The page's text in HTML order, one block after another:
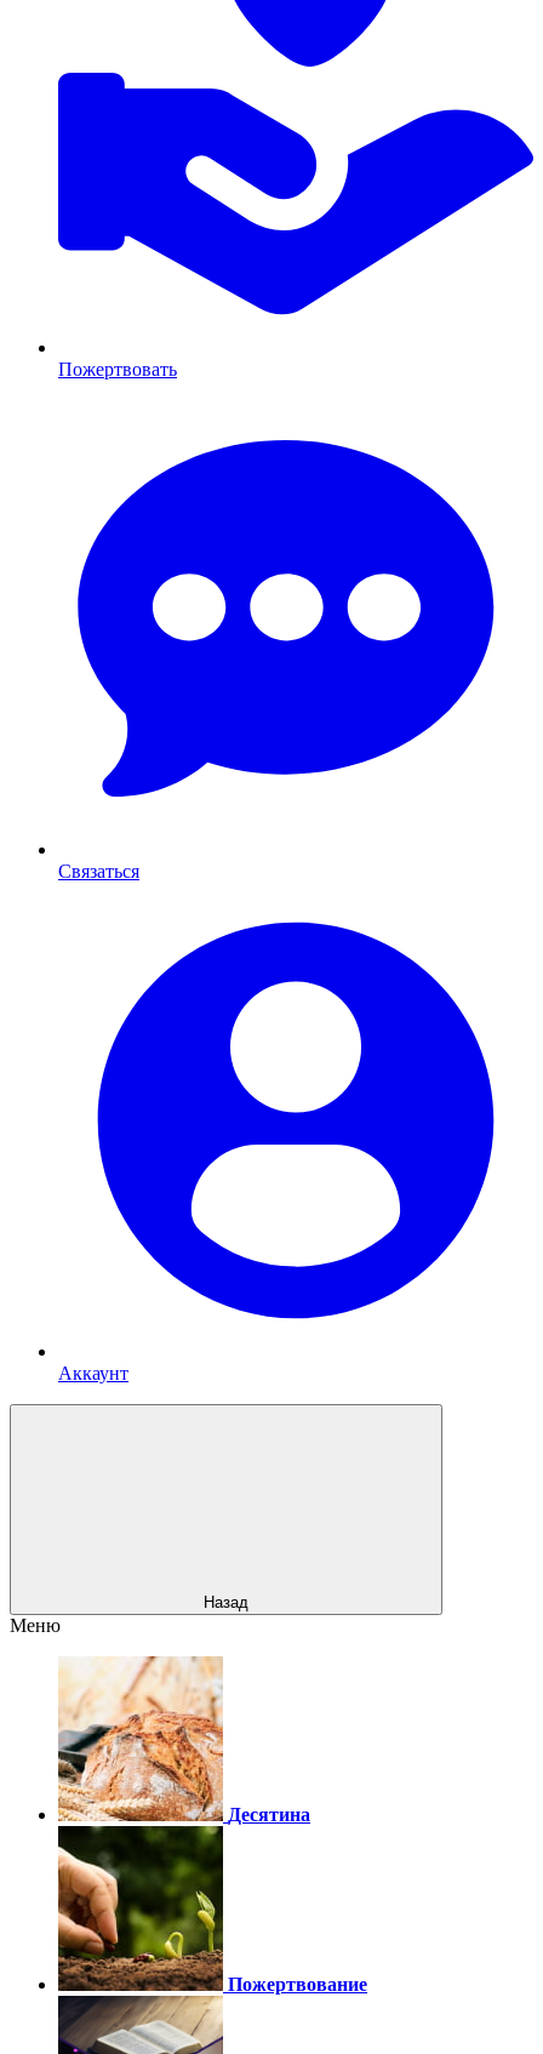
Пожертвовать
Связаться
Аккаунт
Назад
Меню
Десятина
Пожертвование